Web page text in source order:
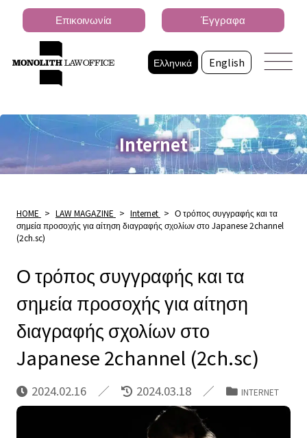
Ελληνικά English
Επικοινωνία Έγγραφα
Internet
HOME > LAW MAGAZINE > Internet > Ο τρόπος συγγραφής και τα
σημεία προσοχής για αίτηση διαγραφής σχολίων στο Japanese 2channel
(2ch.sc)
Ο τρόπος συγγραφής και τα
σημεία προσοχής για αίτηση
διαγραφής σχολίων στο
Japanese 2channel (2ch.sc)
2024.02.16 2024.03.18 INTERNET